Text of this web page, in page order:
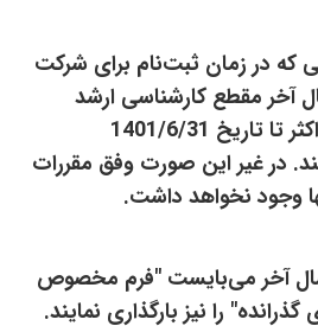
که در زمان ثبت‌نام برای شرکت
آخر مقطع کارشناسی ارشد
بوده‌اند، می‌بایست حداکثر تا تاریخ 1401/6/31
در غیر این صورت وفق مقررات
وجود نخواهد داشت.
سال آخر می‌بایست "فرم مخصوص
را نیز بارگذاری نمایند.